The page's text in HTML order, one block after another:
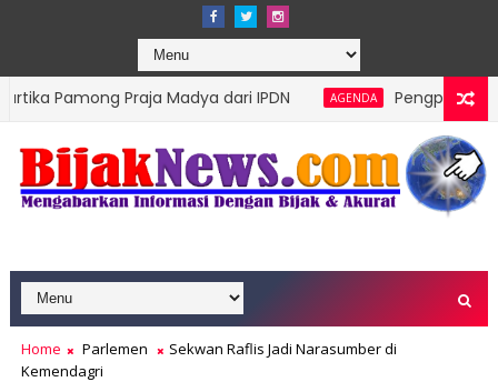
Praja Madya dari IPDN AGENDA Pengprov Squash
Home Parlemen
Sekwan Raflis Jadi Narasumber di
Kemendagri